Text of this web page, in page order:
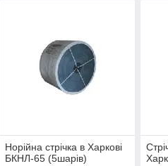
Норійна стрічка в Харкові
БКНЛ-65 (5шарів)